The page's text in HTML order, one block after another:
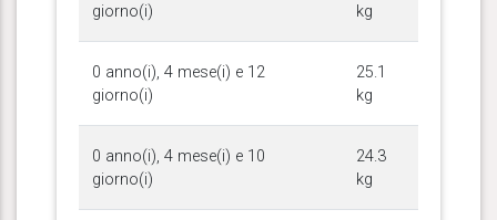
giorno(i)
kg
0 anno(i), 4 mese(i) e 12
giorno(i)
25.1
kg
0 anno(i), 4 mese(i) e 10
giorno(i)
24.3
kg